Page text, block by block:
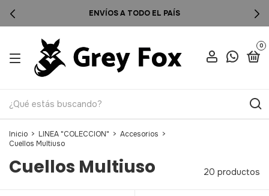
ENVÍOS A TODO EL PAÍS
0
Inicio > LINEA "COLECCION" > Accesorios >
Cuellos Multiuso
Cuellos Multiuso 20 productos